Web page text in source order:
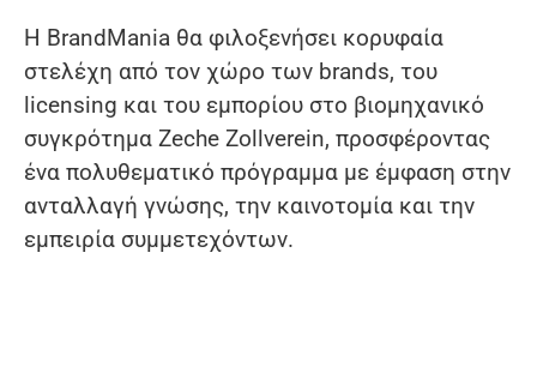
Η BrandMania θα φιλοξενήσει κορυφαία
στελέχη από τον χώρο των brands, του
licensing και του εμπορίου στο βιομηχανικό
συγκρότημα Zeche Zollverein, προσφέροντας
ένα πολυθεματικό πρόγραμμα με έμφαση στην
ανταλλαγή γνώσης, την καινοτομία και την
εμπειρία συμμετεχόντων.